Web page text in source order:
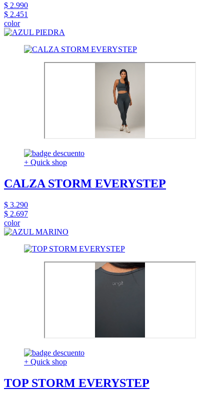
$ 2.990
$ 2.451
color
+ Quick shop
CALZA STORM EVERYSTEP
$ 3.290
$ 2.697
color
+ Quick shop
TOP STORM EVERYSTEP